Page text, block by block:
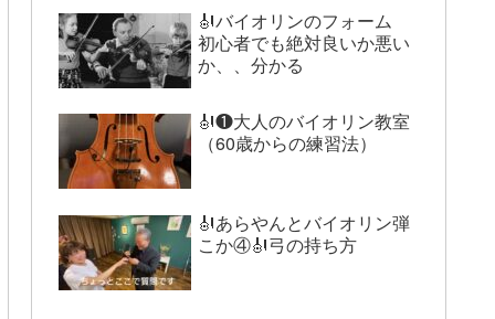
🎻バイオリンのフォーム
初心者でも絶対良いか悪い
か、、分かる
🎻❶大人のバイオリン教室
（60歳からの練習法）
🎻あらやんとバイオリン弾
こか④🎻弓の持ち方